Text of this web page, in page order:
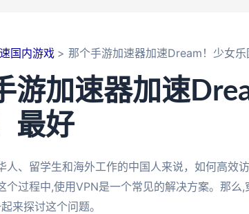
国内游戏 那个手游加速器加速Dream！少女
游加速器加速
最好
人、留学生和海外工作的中国人来说，如何高效
个过程中,使用VPN是一个常见的解决方案。那么
来探讨这个问题。